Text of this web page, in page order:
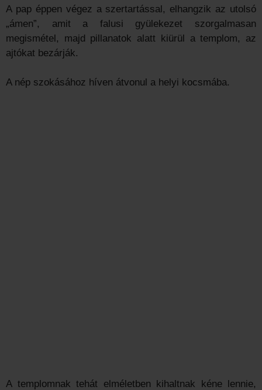
A pap éppen végez a szertartással, elhangzik az utolsó
„ámen”, amit a falusi gyülekezet szorgalmasan
megismétel, majd pillanatok alatt kiürül a templom, az
ajtókat bezárják.
A nép szokásához híven átvonul a helyi kocsmába.
A templomnak tehát elméletben kihaltnak kéne lennie,